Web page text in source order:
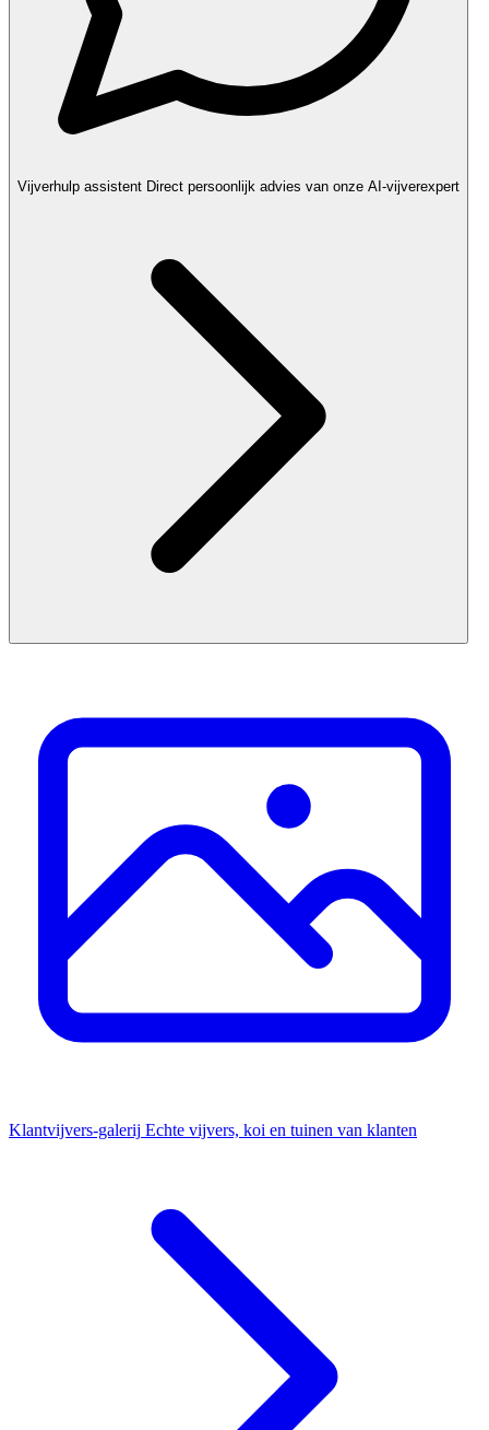
Vijverhulp assistent Direct persoonlijk advies van onze AI-vijverexpert
Klantvijvers-galerij Echte vijvers, koi en tuinen van klanten